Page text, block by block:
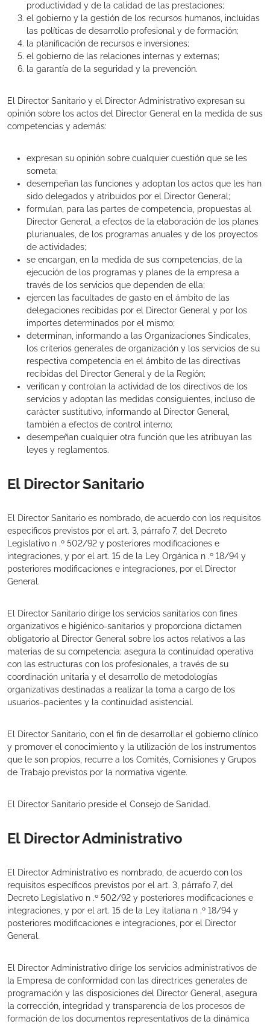
productividad y de la calidad de las prestaciones;
el gobierno y la gestión de los recursos humanos, incluidas
las políticas de desarrollo profesional y de formación;
la planificación de recursos e inversiones;
el gobierno de las relaciones internas y externas;
la garantía de la seguridad y la prevención.
El Director Sanitario y el Director Administrativo expresan su
opinión sobre los actos del Director General en la medida de sus
competencias y además:
expresan su opinión sobre cualquier cuestión que se les
someta;
desempeñan las funciones y adoptan los actos que les han
sido delegados y atribuidos por el Director General;
formulan, para las partes de competencia, propuestas al
Director General, a efectos de la elaboración de los planes
plurianuales, de los programas anuales y de los proyectos
de actividades;
se encargan, en la medida de sus competencias, de la
ejecución de los programas y planes de la empresa a
través de los servicios que dependen de ella;
ejercen las facultades de gasto en el ámbito de las
delegaciones recibidas por el Director General y por los
importes determinados por el mismo;
determinan, informando a las Organizaciones Sindicales,
los criterios generales de organización y los servicios de su
respectiva competencia en el ámbito de las directivas
recibidas del Director General y de la Región;
verifican y controlan la actividad de los directivos de los
servicios y adoptan las medidas consiguientes, incluso de
carácter sustitutivo, informando al Director General,
también a efectos de control interno;
desempeñan cualquier otra función que les atribuyan las
leyes y reglamentos.
El Director Sanitario
El Director Sanitario es nombrado, de acuerdo con los requisitos
específicos previstos por el art. 3, párrafo 7, del Decreto
Legislativo n .º 502/92 y posteriores modificaciones e
integraciones, y por el art. 15 de la Ley Orgánica n .º 18/94 y
posteriores modificaciones e integraciones, por el Director
General.
El Director Sanitario dirige los servicios sanitarios con fines
organizativos e higiénico-sanitarios y proporciona dictamen
obligatorio al Director General sobre los actos relativos a las
materias de su competencia; asegura la continuidad operativa
con las estructuras con los profesionales, a través de su
coordinación unitaria y el desarrollo de metodologías
organizativas destinadas a realizar la toma a cargo de los
usuarios-pacientes y la continuidad asistencial.
El Director Sanitario, con el fin de desarrollar el gobierno clínico
y promover el conocimiento y la utilización de los instrumentos
que le son propios, recurre a los Comités, Comisiones y Grupos
de Trabajo previstos por la normativa vigente.
El Director Sanitario preside el Consejo de Sanidad.
El Director Administrativo
El Director Administrativo es nombrado, de acuerdo con los
requisitos específicos previstos por el art. 3, párrafo 7, del
Decreto Legislativo n .º 502/92 y posteriores modificaciones e
integraciones, y por el art. 15 de la Ley italiana n .º 18/94 y
posteriores modificaciones e integraciones, por el Director
General.
El Director Administrativo dirige los servicios administrativos de
la Empresa de conformidad con las directrices generales de
programación y las disposiciones del Director General, asegura
la corrección, integridad y transparencia de los procesos de
formación de los documentos representativos de la dinámica